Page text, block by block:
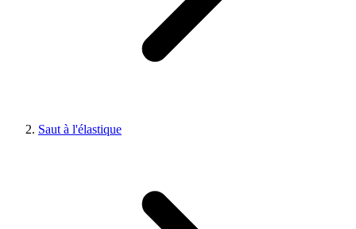
Saut à l'élastique